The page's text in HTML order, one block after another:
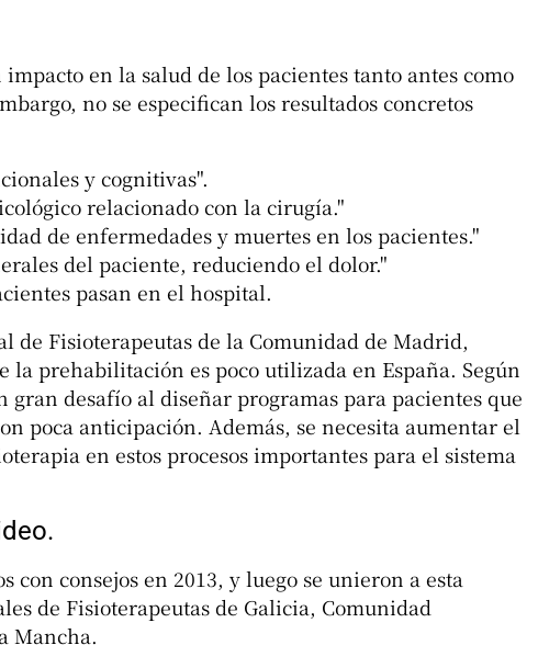
en la salud de los pacientes tanto antes como
no se especifican los resultados concretos
y cognitivas".
relacionado con la cirugía."
de enfermedades y muertes en los pacientes."
del paciente, reduciendo el dolor."
pasan en el hospital.
de Fisioterapeutas de la Comunidad de Madrid,
la prehabilitación es poco utilizada en España. Según
desafío al diseñar programas para pacientes que
poca anticipación. Además, se necesita aumentar el
en estos procesos importantes para el sistema
con consejos en 2013, y luego se unieron a esta
de Fisioterapeutas de Galicia, Comunidad
Mancha.